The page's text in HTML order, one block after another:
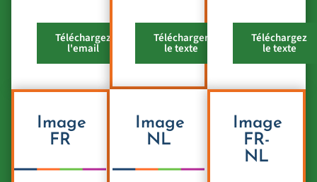
Téléchargez
l'email
Télécharger
le texte
Téléchargez
le texte
Image
FR
Image
NL
Image
FR-
NL